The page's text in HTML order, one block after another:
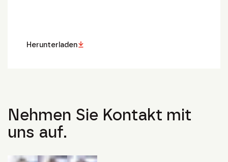
Herunterladen
Nehmen Sie Kontakt mit
uns auf.